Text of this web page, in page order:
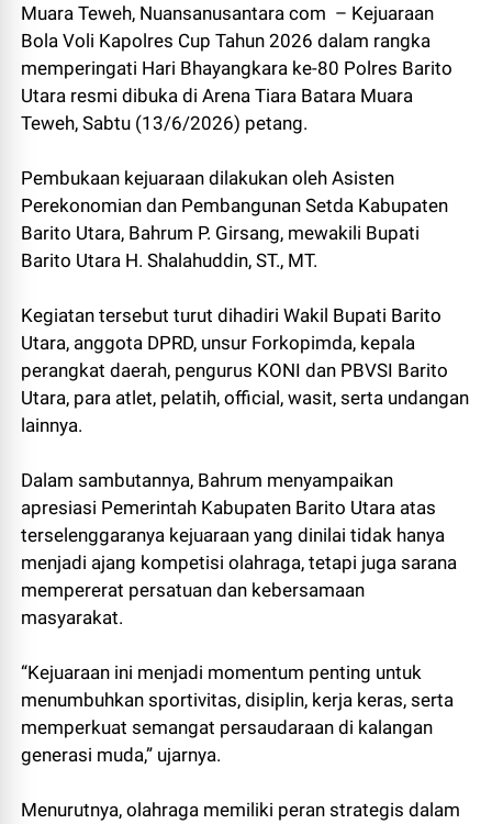
Muara Teweh, Nuansanusantara com – Kejuaraan
Bola Voli Kapolres Cup Tahun 2026 dalam rangka
memperingati Hari Bhayangkara ke-80 Polres Barito
Utara resmi dibuka di Arena Tiara Batara Muara
Teweh, Sabtu (13/6/2026) petang.
Pembukaan kejuaraan dilakukan oleh Asisten
Perekonomian dan Pembangunan Setda Kabupaten
Barito Utara, Bahrum P. Girsang, mewakili Bupati
Barito Utara H. Shalahuddin, ST., MT.
Kegiatan tersebut turut dihadiri Wakil Bupati Barito
Utara, anggota DPRD, unsur Forkopimda, kepala
perangkat daerah, pengurus KONI dan PBVSI Barito
Utara, para atlet, pelatih, official, wasit, serta undangan
lainnya.
Dalam sambutannya, Bahrum menyampaikan
apresiasi Pemerintah Kabupaten Barito Utara atas
terselenggaranya kejuaraan yang dinilai tidak hanya
menjadi ajang kompetisi olahraga, tetapi juga sarana
mempererat persatuan dan kebersamaan
masyarakat.
“Kejuaraan ini menjadi momentum penting untuk
menumbuhkan sportivitas, disiplin, kerja keras, serta
memperkuat semangat persaudaraan di kalangan
generasi muda,” ujarnya.
Menurutnya, olahraga memiliki peran strategis dalam